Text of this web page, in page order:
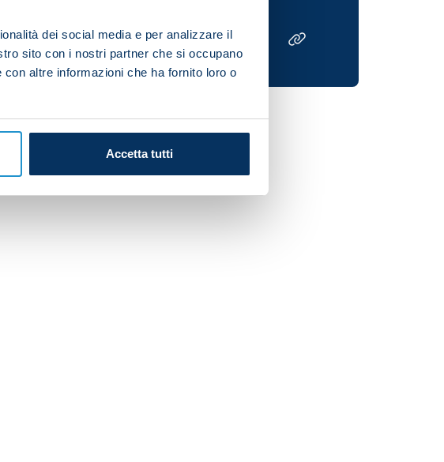
dei social media e per analizzare il
sito con i nostri partner che si occupano
altre informazioni che ha fornito loro o
Accetta tutti